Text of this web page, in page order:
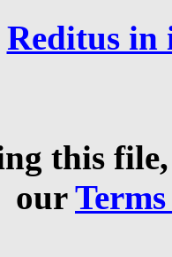
Reditus in
this
our